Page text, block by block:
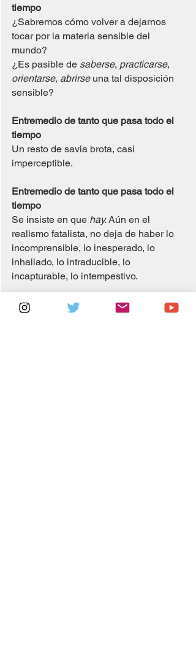
tiempo
¿Sabremos cómo volver a dejarnos
tocar por la materia sensible del
mundo?
¿Es pasible de saberse, practicarse,
orientarse, abrirse una tal disposición
sensible?
Entremedio de tanto que pasa todo el
tiempo
Un resto de savia brota, casi
imperceptible.
Entremedio de tanto que pasa todo el
tiempo
Se insiste en que hay. Aún en el
realismo fatalista, no deja de haber lo
incomprensible, lo inesperado, lo
inhallado, lo intraducible, lo
incapturable, lo intempestivo.
Entremedio de tanto que pasa todo el